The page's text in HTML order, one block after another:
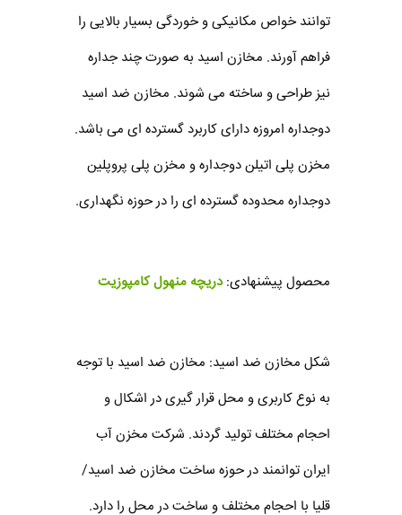
توانند خواص مکانیکی و خوردگی بسیار بالایی را
فراهم آورند. مخازن اسید به صورت چند جداره
نیز طراحی و ساخته می شوند. مخازن ضد اسید
دوجداره امروزه دارای کاربرد گسترده ای می باشد.
مخزن پلی اتیلن دوجداره و مخزن پلی پروپلین
دوجداره محدوده گسترده ای را در حوزه نگهداری.
محصول پیشنهادی:دریچه منهول کامپوزیت
شکل مخازن ضد اسید: مخازن ضد اسید با توجه
به نوع کاربری و محل قرار گیری در اشکال و
احجام مختلف تولید گردند. شرکت مخزن آب
ایران توانمند در حوزه ساخت مخازن ضد اسید/
قلیا با احجام مختلف و ساخت در محل را دارد.